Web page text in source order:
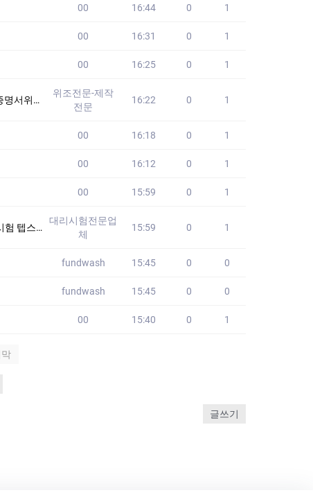
00 16:44 0 1
00 16:31 0 1
00 16:25 0 1
위조 #남쯩위
위조전문-제작
전문
16:22 0 1
00 16:18 0 1
00 16:12 0 1
00 15:59 0 1
적 없습니다!! 2
대리시험전문업
체
15:59 0 1
fundwash 15:45 0 0
fundwash 15:45 0 0
00 15:40 0 1
글쓰기